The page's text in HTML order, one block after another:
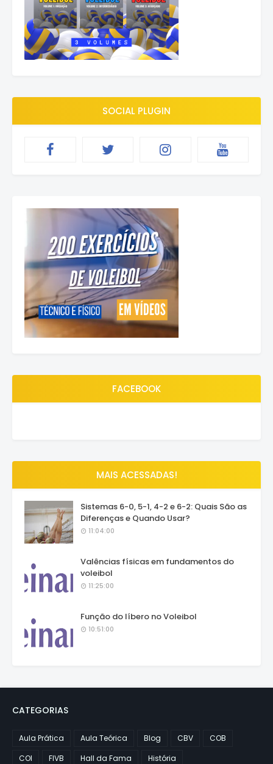
SOCIAL PLUGIN
FACEBOOK
MAIS ACESSADAS!
Sistemas 6-0, 5-1, 4-2 e 6-2: Quais São as
Diferenças e Quando Usar?
11:04:00
Valências físicas em fundamentos do
voleibol
11:25:00
Função do líbero no Voleibol
10:51:00
CATEGORIAS
Aula Prática Aula Teórica Blog CBV
COB
COI
FIVB Hall da Fama
História